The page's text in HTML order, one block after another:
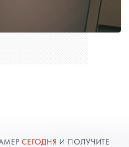
СЕГОДНЯ И ПОЛУЧИТЕ